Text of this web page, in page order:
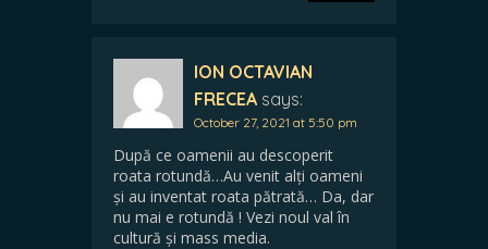
ION OCTAVIAN
FRECEA says:
October 27, 2021 at 5:50 pm
După ce oamenii au descoperit
roata rotundă…Au venit alți oameni
și au inventat roata pătrată… Da, dar
nu mai e rotundă ! Vezi noul val în
cultură și mass media.